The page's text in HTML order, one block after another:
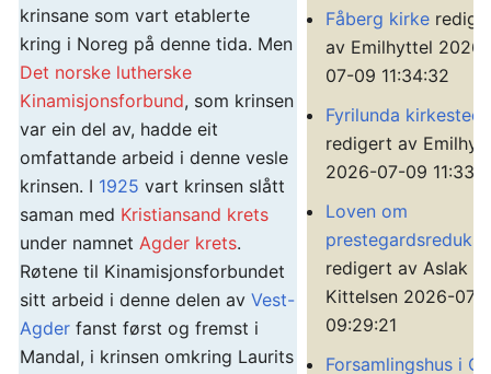
krinsane som vart etablerte
kring i Noreg på denne tida. Men
Det norske lutherske
Kinamisjonsforbund, som krinsen
var ein del av, hadde eit
omfattande arbeid i denne vesle
krinsen. I 1925 vart krinsen slått
saman med Kristiansand krets
under namnet Agder krets.
Røtene til Kinamisjonsforbundet
sitt arbeid i denne delen av Vest-
Agder fanst først og fremst i
Mandal, i krinsen omkring Laurits
Fåberg kirke
av Emilhyttel 2026-
07-09 11:34:32
Fyrilunda kirkested
redigert av
2026-07-09
Loven om
redigert av Aslak
Kittelsen 2026-07-
09:29:21
Forsamlingshus i